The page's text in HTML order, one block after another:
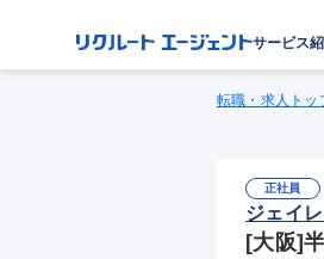
サービス
転職・求人トッ
正社員
ジェイ
[大阪]